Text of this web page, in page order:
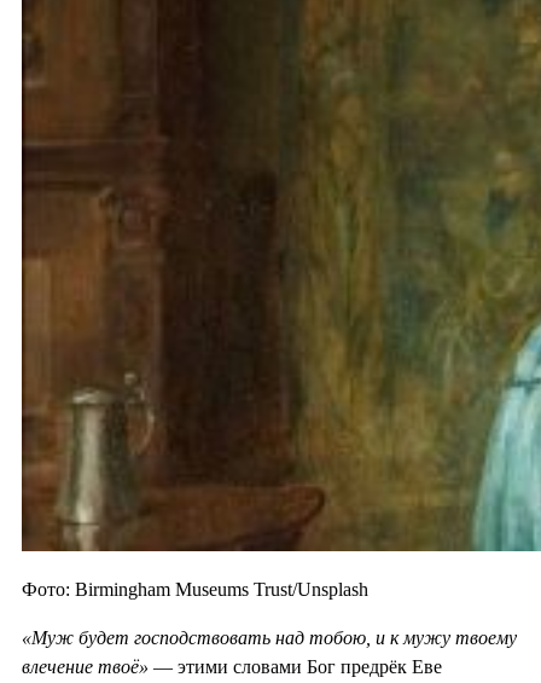
Фото: Birmingham Museums Trust/Unsplash
«Муж будет господствовать над тобою, и к мужу твоему
влечение твоё» — этими словами Бог предрёк Еве